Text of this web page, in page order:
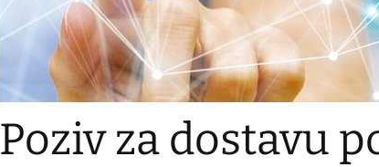
Poziv za dostavu